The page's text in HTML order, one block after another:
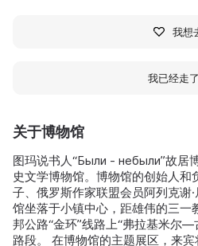
关于博物馆
图玛说书人“Были - небыли”故居
史文学博物馆。博物馆的创始人和
子、俄罗斯作家联盟会员阿列克谢
馆坐落于小镇中心，距雄伟的三一
邦公路“金环”线路上“弗拉基米尔
路段。 在博物馆的主题展区，来
我想
我已经走了